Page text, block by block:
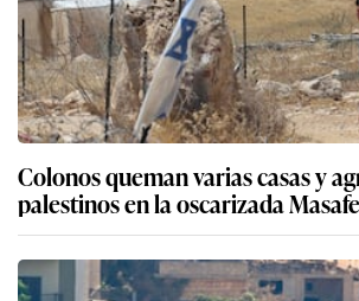
Colonos queman varias casas y
palestinos en la oscarizada